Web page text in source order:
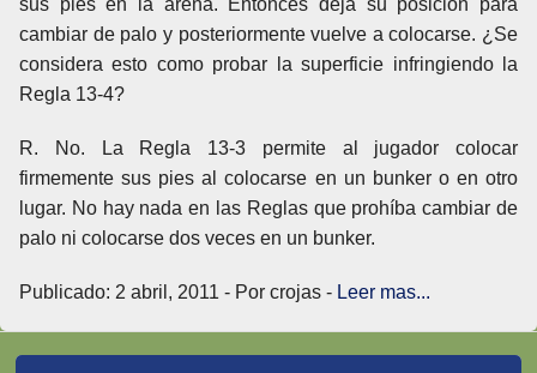
sus pies en la arena. Entonces deja su posición para
cambiar de palo y posteriormente vuelve a colocarse. ¿Se
considera esto como probar la superficie infringiendo la
Regla 13-4?
R. No. La Regla 13-3 permite al jugador colocar
firmemente sus pies al colocarse en un bunker o en otro
lugar. No hay nada en las Reglas que prohíba cambiar de
palo ni colocarse dos veces en un bunker.
Publicado: 2 abril, 2011 - Por crojas - Leer mas...